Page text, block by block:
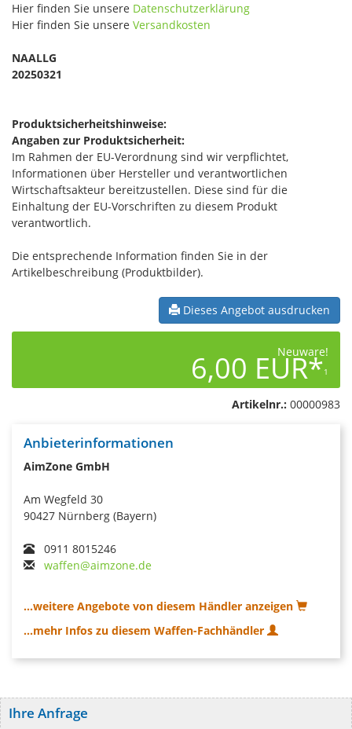
Hier finden Sie unsere Datenschutzerklärung
Hier finden Sie unsere Versandkosten
NAALLG
20250321
Produktsicherheitshinweise:
Angaben zur Produktsicherheit:
Im Rahmen der EU-Verordnung sind wir verpflichtet,
Informationen über Hersteller und verantwortlichen
Wirtschaftsakteur bereitzustellen. Diese sind für die
Einhaltung der EU-Vorschriften zu diesem Produkt
verantwortlich.
Die entsprechende Information finden Sie in der
Artikelbeschreibung (Produktbilder).
Dieses Angebot ausdrucken
Neuware!
6,00 EUR*1
Artikelnr.: 00000983
Anbieterinformationen
AimZone GmbH
Am Wegfeld 30
90427 Nürnberg (Bayern)
0911 8015246
waffen@aimzone.de
...weitere Angebote von diesem Händler anzeigen
...mehr Infos zu diesem Waffen-Fachhändler
Ihre Anfrage